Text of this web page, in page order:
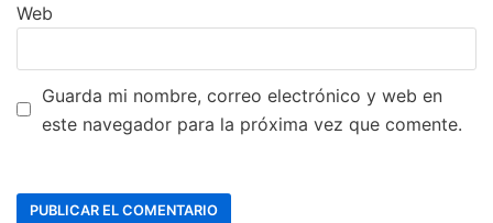
Web
Guarda mi nombre, correo electrónico y web en
este navegador para la próxima vez que comente.